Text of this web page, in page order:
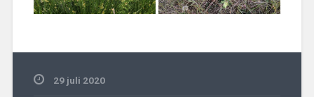
29 juli 2020